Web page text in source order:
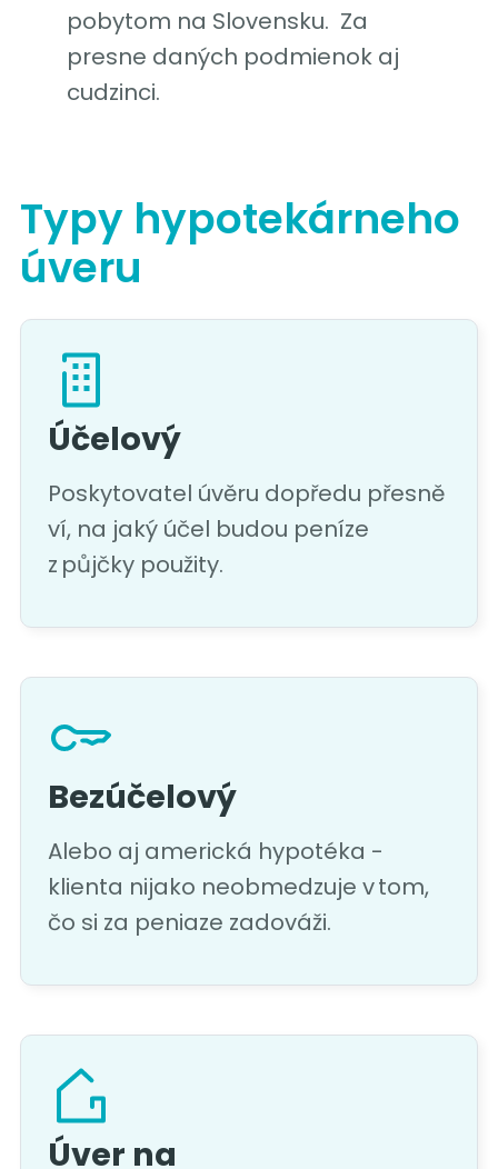
pobytom na Slovensku. Za
presne daných podmienok aj
cudzinci.
Typy hypotekárneho
úveru
Účelový
Poskytovatel úvěru dopředu přesně
ví, na jaký účel budou peníze
z půjčky použity.
Bezúčelový
Alebo aj americká hypotéka -
klienta nijako neobmedzuje v tom,
čo si za peniaze zadováži.
Úver na